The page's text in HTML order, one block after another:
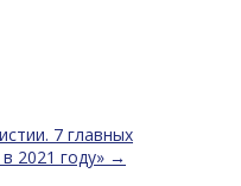
7 главных
2021 году» →